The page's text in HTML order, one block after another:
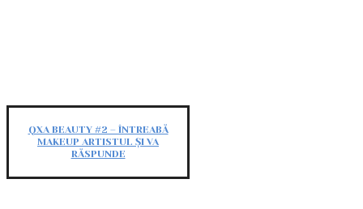
QXA BEAUTY #2 – ÎNTREABĂ
MAKEUP ARTISTUL ȘI VA
RĂSPUNDE